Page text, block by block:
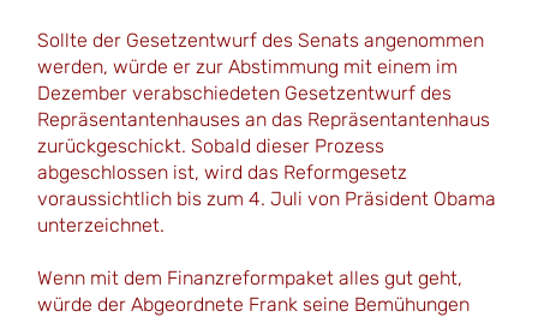
Sollte der Gesetzentwurf des Senats angenommen
werden, würde er zur Abstimmung mit einem im
Dezember verabschiedeten Gesetzentwurf des
Repräsentantenhauses an das Repräsentantenhaus
zurückgeschickt. Sobald dieser Prozess
abgeschlossen ist, wird das Reformgesetz
voraussichtlich bis zum 4. Juli von Präsident Obama
unterzeichnet.
Wenn mit dem Finanzreformpaket alles gut geht,
würde der Abgeordnete Frank seine Bemühungen